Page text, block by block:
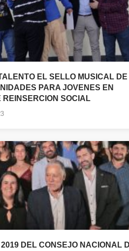
EL SELLO MUSICAL DE
PARA JOVENES EN
REINSERCION SOCIAL
DEL CONSEJO NACIONAL